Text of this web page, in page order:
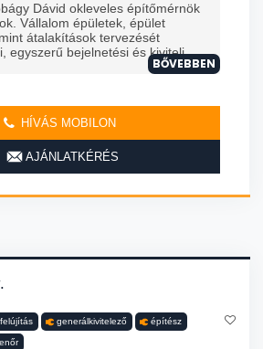
Dávid okleveles építőmérnök
Vállalom épületek, épület
átalakítások tervezését
egyszerű bejelnetési és kiviteli ...
BŐVEBBEN
HÍVÁS MOBILON
AJÁNLATKÉRÉS
generálkivitelező építész